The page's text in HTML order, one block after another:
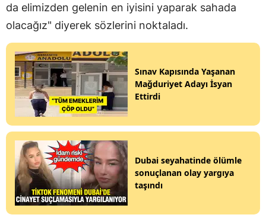
da elimizden gelenin en iyisini yaparak sahada
olacağız" diyerek sözlerini noktaladı.
Sınav Kapısında Yaşanan
Mağduriyet Adayı İsyan
Ettirdi
Dubai seyahatinde ölümle
sonuçlanan olay yargıya
taşındı